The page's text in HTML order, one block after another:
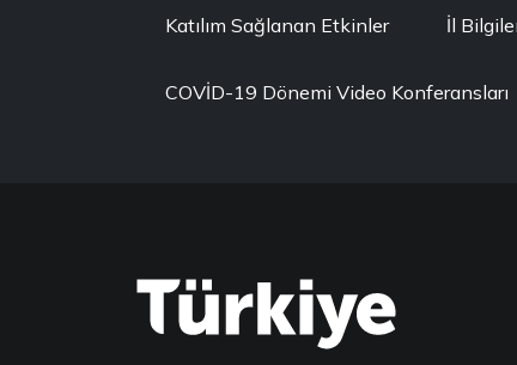
Katılım Sağlanan Etkinler İl
COVİD-19 Dönemi Video Konferansları